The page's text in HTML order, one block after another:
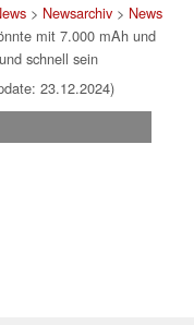
> Newsarchiv> News
mit 7.000 mAh und
schnell sein
23.12.2024)